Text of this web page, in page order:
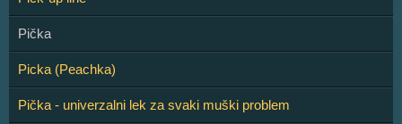
Pička
Picka (Peachka)
Pička - univerzalni lek za svaki muški problem